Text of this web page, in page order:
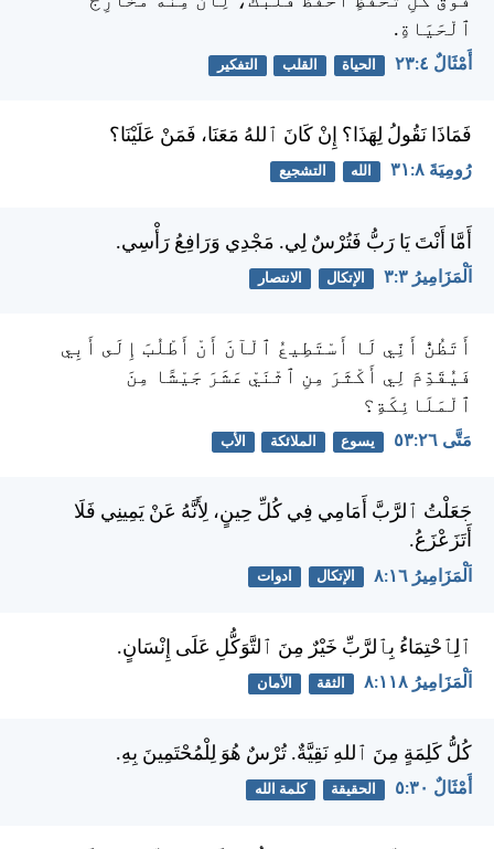
ٱلْحَيَاةِ.
أَمْثَالٌ ٤:‏٢٣ الحياة القلب التفكير
فَمَاذَا نَقُولُ لِهَذَا؟ إِنْ كَانَ ٱللهُ مَعَنَا، فَمَنْ عَلَيْنَا؟
رُومِيَةَ ٨:‏٣١ الله التشجيع
أَمَّا أَنْتَ يَا رَبُّ فَتُرْسٌ لِي. مَجْدِي وَرَافِعُ رَأْسِي.
اَلْمَزَامِيرُ ٣:‏٣ الإتكال الانتصار
أَتَظُنُّ أَنِّي لَا أَسْتَطِيعُ ٱلْآنَ أَنْ أَطْلُبَ إِلَى أَبِي
فَيُقَدِّمَ لِي أَكْثَرَ مِنِ ٱثْنَيْ عَشَرَ جَيْشًا مِنَ
ٱلْمَلَائِكَةِ؟
مَتَّى ٢٦:‏٥٣ يسوع الملائكة الأب
جَعَلْتُ ٱلرَّبَّ أَمَامِي فِي كُلِّ حِينٍ، لِأَنَّهُ عَنْ يَمِينِي فَلَا
أَتَزَعْزَعُ.
اَلْمَزَامِيرُ ١٦:‏٨ الإتكال ادوات
ٱلِٱحْتِمَاءُ بِٱلرَّبِّ خَيْرٌ مِنَ ٱلتَّوَكُّلِ عَلَى إِنْسَانٍ.
اَلْمَزَامِيرُ ١١٨:‏٨ الثقة الأمان
كُلُّ كَلِمَةٍ مِنَ ٱللهِ نَقِيَّةٌ. تُرْسٌ هُوَ لِلْمُحْتَمِينَ بِهِ.
أَمْثَالٌ ٣٠:‏٥ الحقيقة كلمة الله